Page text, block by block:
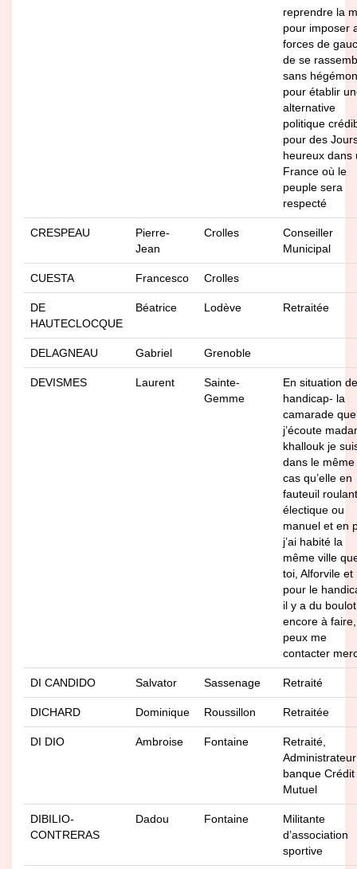
reprendre la
pour imposer
forces de
de se
sans
pour établir
alternative
politique
pour des
heureux dans
France où le
peuple sera
respecté
CRESPEAU
Pierre-
Jean
Crolles
Conseiller
Municipal
CUESTA Francesco Crolles
DE
HAUTECLOCQUE
Béatrice Lodève Retraitée
DELAGNEAU Gabriel Grenoble
DEVISMES Laurent
Sainte-
Gemme
En situation de
handicap- la
camarade que
j’écoute
khallouk je
dans le même
cas qu’elle en
fauteuil roulant
électique ou
manuel et en
j’ai habité la
même ville
toi, Alforvile et
pour le
il y a du boulot
encore à
peux me
contacter
DI CANDIDO Salvator Sassenage Retraité
DICHARD Dominique Roussillon Retraitée
DI DIO Ambroise Fontaine
Retraité,
Administrateur
banque Crédit
Mutuel
DIBILIO-
CONTRERAS
Dadou Fontaine
Militante
d’association
sportive